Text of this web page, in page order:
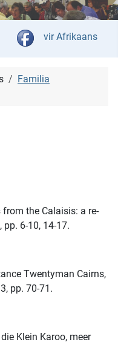
Select your
vir Afrikaans
Familia
from the Calaisis: a re-
6-10, 14-17.
Twentyman Cairns,
pp. 70-71.
Klein Karoo, meer